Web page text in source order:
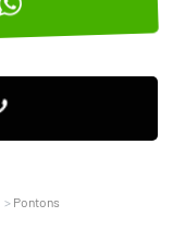
Pontons